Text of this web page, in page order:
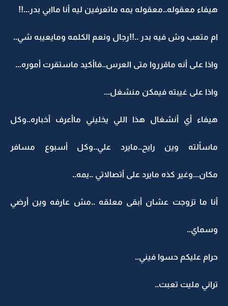
هيفاء معقوله..معقوله يمه ماتعرفين ليه أنا ماابي بدر...!!
ام متعب وش فيه بدر ..!!رجال ونعم الكلمه ومايعيبه شي..
واذا على أنه ماقرروا متى العرس..فاأكيد ماستقرت أموره...
واذا على غيبته فيمكن منشغل...
هيفاء أي أنشغال هذا اللي يخليني ماأعرف أخباره..وكل
ماسألته وين رايح..مايرد علي..وكل أسبوع مسافر
مكان...وغير كذه مايرد على أتصالاتي ..يمه..
أنا ما تزوجت عشان أبقى معلقه ..مش عارفه وين أرضي
وسماي..
حرام عليكم حسوا فيني..
تراني مليت تعبت..